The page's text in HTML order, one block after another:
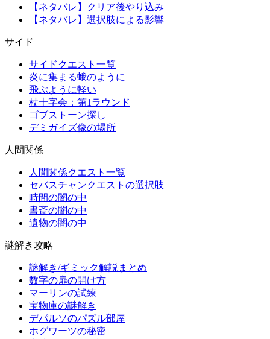
【ネタバレ】クリア後やり込み
【ネタバレ】選択肢による影響
サイド
サイドクエスト一覧
炎に集まる蛾のように
飛ぶように軽い
杖十字会：第1ラウンド
ゴブストーン探し
デミガイズ像の場所
人間関係
人間関係クエスト一覧
セバスチャンクエストの選択肢
時間の闇の中
書斎の闇の中
遺物の闇の中
謎解き攻略
謎解き/ギミック解説まとめ
数字の扉の開け方
マーリンの試練
宝物庫の謎解き
デパルソのパズル部屋
ホグワーツの秘密